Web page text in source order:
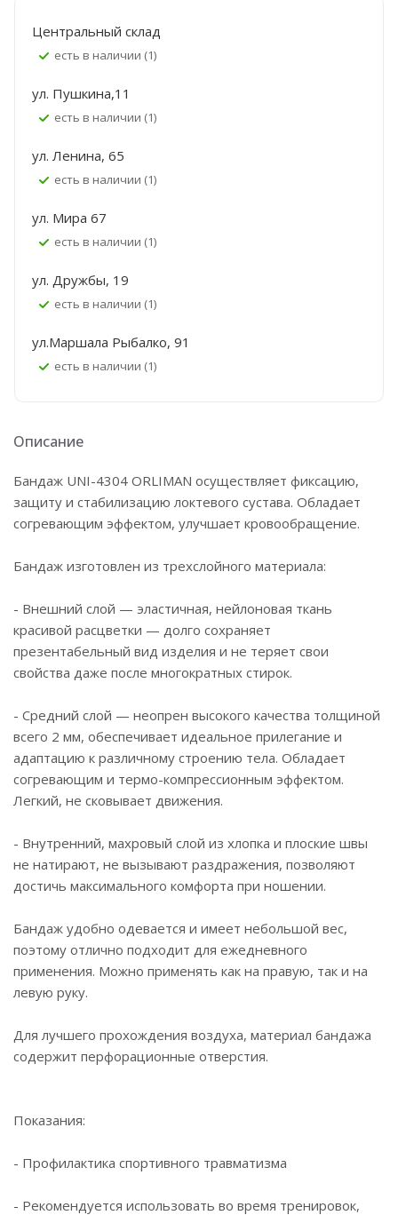
Центральный склад
Есть в наличии (1)
ул. Пушкина,11
Есть в наличии (1)
ул. Ленина, 65
Есть в наличии (1)
ул. Мира 67
Есть в наличии (1)
ул. Дружбы, 19
Есть в наличии (1)
ул.Маршала Рыбалко, 91
Есть в наличии (1)
Описание
Бандаж UNI-4304 ORLIMAN осуществляет фиксацию,
защиту и стабилизацию локтевого сустава. Обладает
согревающим эффектом, улучшает кровообращение.
Бандаж изготовлен из трехслойного материала:
- Внешний слой — эластичная, нейлоновая ткань
красивой расцветки — долго сохраняет
презентабельный вид изделия и не теряет свои
свойства даже после многократных стирок.
- Средний слой — неопрен высокого качества толщиной
всего 2 мм, обеспечивает идеальное прилегание и
адаптацию к различному строению тела. Обладает
согревающим и термо-компрессионным эффектом.
Легкий, не сковывает движения.
- Внутренний, махровый слой из хлопка и плоские швы
не натирают, не вызывают раздражения, позволяют
достичь максимального комфорта при ношении.
Бандаж удобно одевается и имеет небольшой вес,
поэтому отлично подходит для ежедневного
применения. Можно применять как на правую, так и на
левую руку.
Для лучшего прохождения воздуха, материал бандажа
содержит перфорационные отверстия.
Показания:
- Профилактика спортивного травматизма
- Рекомендуется использовать во время тренировок,